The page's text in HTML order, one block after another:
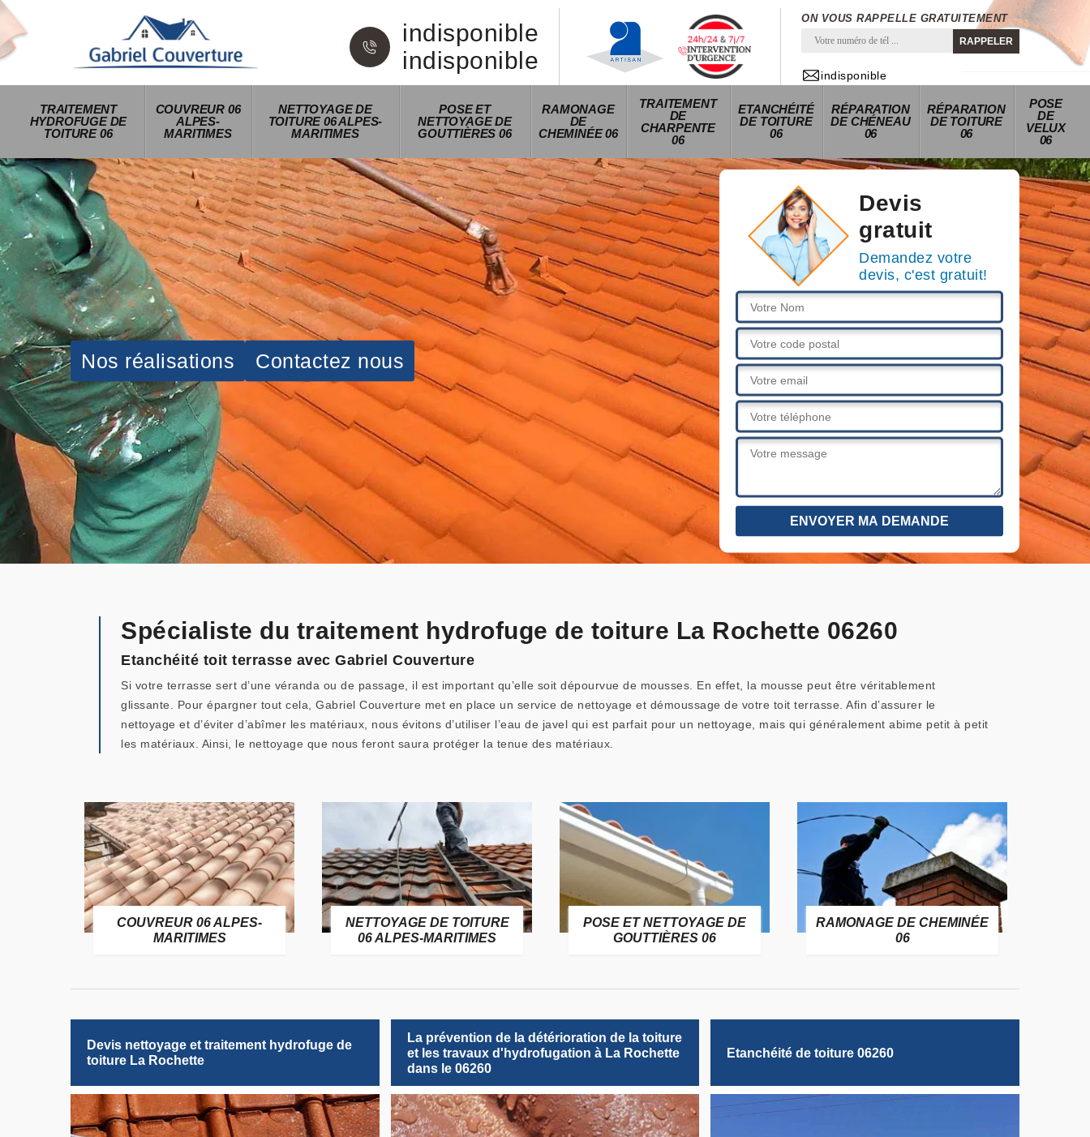
indisponible
indisponible
ON VOUS RAPPELLE GRATUITEMENT
indisponible
TRAITEMENT
HYDROFUGE DE
TOITURE 06
COUVREUR 06
ALPES-
MARITIMES
NETTOYAGE DE
TOITURE 06 ALPES-
MARITIMES
POSE ET
NETTOYAGE DE
GOUTTIÈRES 06
RAMONAGE
DE
CHEMINÉE 06
TRAITEMENT
DE
CHARPENTE
06
ETANCHÉITÉ
DE TOITURE
06
RÉPARATION
DE CHÉNEAU
06
RÉPARATION
DE TOITURE
06
POSE
DE
VELUX
06
Nos réalisations Contactez nous
Devis
gratuit
Demandez votre
devis, c'est gratuit!
Spécialiste du traitement hydrofuge de toiture La Rochette 06260
Etanchéité toit terrasse avec Gabriel Couverture
Si votre terrasse sert d’une véranda ou de passage, il est important qu’elle soit dépourvue de mousses. En effet, la mousse peut être véritablement
glissante. Pour épargner tout cela, Gabriel Couverture met en place un service de nettoyage et démoussage de votre toit terrasse. Afin d’assurer le
nettoyage et d’éviter d’abîmer les matériaux, nous évitons d’utiliser l’eau de javel qui est parfait pour un nettoyage, mais qui généralement abime petit à petit
les matériaux. Ainsi, le nettoyage que nous feront saura protéger la tenue des matériaux.
COUVREUR 06 ALPES-
MARITIMES
NETTOYAGE DE TOITURE
06 ALPES-MARITIMES
POSE ET NETTOYAGE DE
GOUTTIÈRES 06
RAMONAGE DE CHEMINÉE
06
Devis nettoyage et traitement hydrofuge de
toiture La Rochette
La prévention de la détérioration de la toiture
et les travaux d'hydrofugation à La Rochette
dans le 06260
Etanchéité de toiture 06260